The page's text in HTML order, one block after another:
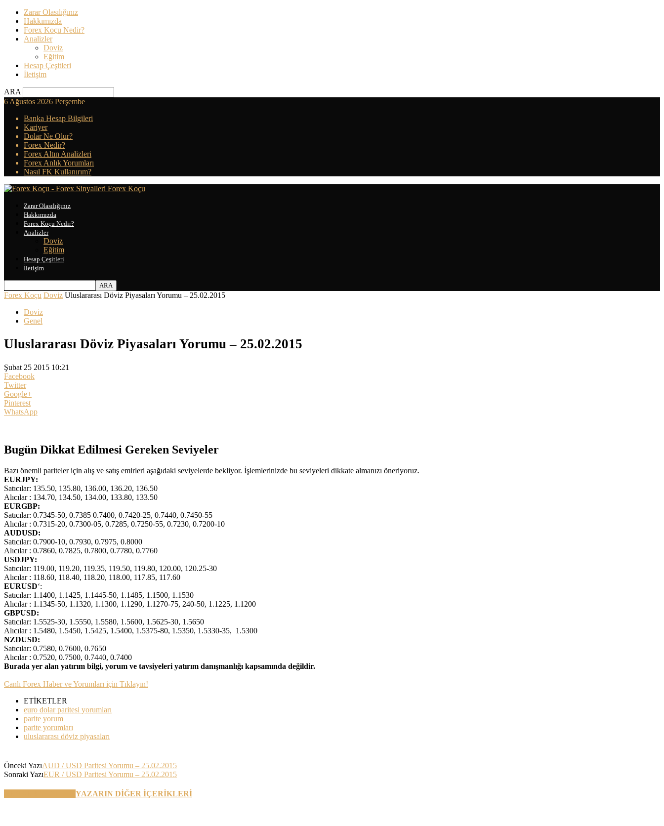
Zarar Olasılığınız
Hakkımızda
Forex Koçu Nedir?
Analizler
Doviz
Eğitim
Hesap Çeşitleri
İletişim
ARA
6 Ağustos 2026 Perşembe
Banka Hesap Bilgileri
Kariyer
Dolar Ne Olur?
Forex Nedir?
Forex Altın Analizleri
Forex Anlık Yorumları
Nasıl FK Kullanırım?
Forex Koçu
Zarar Olasılığınız
Hakkımızda
Forex Koçu Nedir?
Analizler
Doviz
Eğitim
Hesap Çeşitleri
İletişim
Forex Koçu Doviz Uluslararası Döviz Piyasaları Yorumu – 25.02.2015
Doviz
Genel
Uluslararası Döviz Piyasaları Yorumu – 25.02.2015
Şubat 25 2015 10:21
Facebook
Twitter
Google+
Pinterest
WhatsApp
Bugün Dikkat Edilmesi Gereken Seviyeler
Bazı önemli pariteler için alış ve satış emirleri aşağıdaki seviyelerde bekliyor. İşlemlerinizde bu seviyeleri dikkate almanızı öneriyoruz.
EURJPY:
Satıcılar: 135.50, 135.80, 136.00, 136.20, 136.50
Alıcılar : 134.70, 134.50, 134.00, 133.80, 133.50
EURGBP:
Satıcılar: 0.7345-50, 0.7385 0.7400, 0.7420-25, 0.7440, 0.7450-55
Alıcılar : 0.7315-20, 0.7300-05, 0.7285, 0.7250-55, 0.7230, 0.7200-10
AUDUSD:
Satıcılar: 0.7900-10, 0.7930, 0.7975, 0.8000
Alıcılar : 0.7860, 0.7825, 0.7800, 0.7780, 0.7760
USDJPY:
Satıcılar: 119.00, 119.20, 119.35, 119.50, 119.80, 120.00, 120.25-30
Alıcılar : 118.60, 118.40, 118.20, 118.00, 117.85, 117.60
EURUSD‘:
Satıcılar: 1.1400, 1.1425, 1.1445-50, 1.1485, 1.1500, 1.1530
Alıcılar : 1.1345-50, 1.1320, 1.1300, 1.1290, 1.1270-75, 240-50, 1.1225, 1.1200
GBPUSD:
Satıcılar: 1.5525-30, 1.5550, 1.5580, 1.5600, 1.5625-30, 1.5650
Alıcılar : 1.5480, 1.5450, 1.5425, 1.5400, 1.5375-80, 1.5350, 1.5330-35, 1.5300
NZDUSD:
Satıcılar: 0.7580, 0.7600, 0.7650
Alıcılar : 0.7520, 0.7500, 0.7440, 0.7400
Burada yer alan yatırım bilgi, yorum ve tavsiyeleri yatırım danışmanlığı kapsamında değildir.
Canlı Forex Haber ve Yorumları için Tıklayın!
ETİKETLER
euro dolar paritesi yorumları
parite yorum
parite yorumları
uluslararası döviz piyasaları
Önceki YazıAUD / USD Paritesi Yorumu – 25.02.2015
Sonraki YazıEUR / USD Paritesi Yorumu – 25.02.2015
YAZARIN DİĞER İÇERİKLERİ